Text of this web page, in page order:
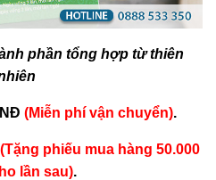
phần tổng hợp từ thiên
(Miễn phí vận chuyển).
(Tặng phiếu mua hàng 50.000
lần sau).